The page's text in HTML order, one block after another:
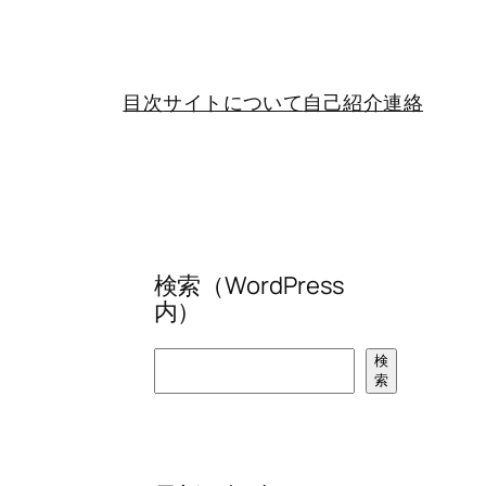
目次サイトについて自己紹介連絡
検索（WordPress
内）
検
索